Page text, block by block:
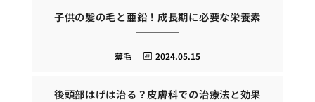
子供の髪の毛と亜鉛！成長期に必要な栄養素
2024.05.15
薄毛
後頭部はげは治る？皮膚科での治療法と効果